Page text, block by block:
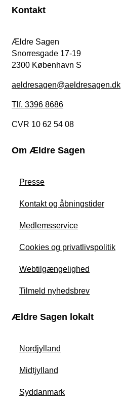
Kontakt
Ældre Sagen
Snorresgade 17-19
2300 København S
aeldresagen@aeldresagen.dk
Tlf. 3396 8686
CVR 10 62 54 08
Om Ældre Sagen
Presse
Kontakt og åbningstider
Medlemsservice
Cookies og privatlivspolitik
Webtilgængelighed
Tilmeld nyhedsbrev
Ældre Sagen lokalt
Nordjylland
Midtjylland
Syddanmark